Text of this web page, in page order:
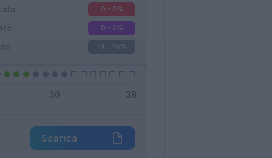
0 - 0%
0 - 0%
14 - 45%
Scarica